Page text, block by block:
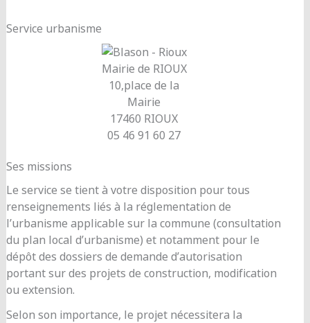
Service urbanisme
Mairie de RIOUX
10,place de la
Mairie
17460 RIOUX
05 46 91 60 27
Ses missions
Le service se tient à votre disposition pour tous
renseignements liés à la réglementation de
l’urbanisme applicable sur la commune (consultation
du plan local d’urbanisme) et notamment pour le
dépôt des dossiers de demande d’autorisation
portant sur des projets de construction, modification
ou extension.
Selon son importance, le projet nécessitera la